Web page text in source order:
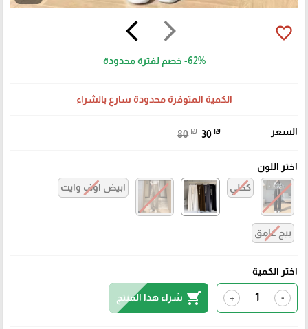
arrow_forward_ios
arrow_back_ios favorite_border
-62% خصم لفترة محدودة
الكمية المتوفرة محدودة سارع بالشراء
السعر 80 ₪ 30 ₪
اختر اللون
كحلي
ابيض اوف وايت
بيج غامق
اختر الكمية
-
+
shopping_cart شراء هذا المنتج